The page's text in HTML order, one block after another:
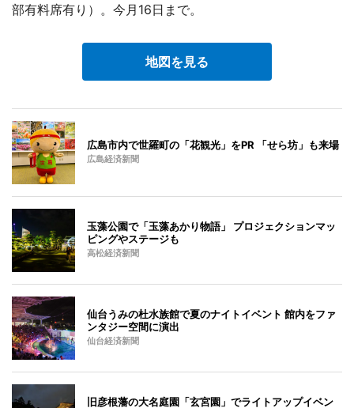
部有料席有り）。今月16日まで。
地図を見る
広島市内で世羅町の「花観光」をPR 「せら坊」も来場
広島経済新聞
玉藻公園で「玉藻あかり物語」 プロジェクションマッ
ピングやステージも
高松経済新聞
仙台うみの杜水族館で夏のナイトイベント 館内をファ
ンタジー空間に演出
仙台経済新聞
旧彦根藩の大名庭園「玄宮園」でライトアップイベン